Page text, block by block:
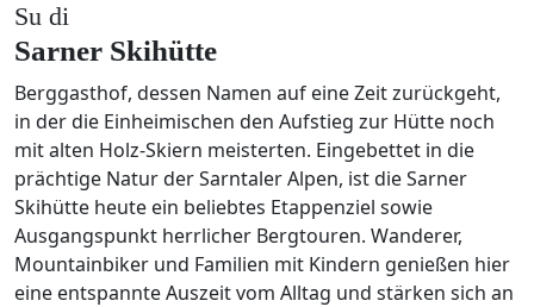
Su di
Sarner Skihütte
Berggasthof, dessen Namen auf eine Zeit zurückgeht,
in der die Einheimischen den Aufstieg zur Hütte noch
mit alten Holz-Skiern meisterten. Eingebettet in die
prächtige Natur der Sarntaler Alpen, ist die Sarner
Skihütte heute ein beliebtes Etappenziel sowie
Ausgangspunkt herrlicher Bergtouren. Wanderer,
Mountainbiker und Familien mit Kindern genießen hier
eine entspannte Auszeit vom Alltag und stärken sich an